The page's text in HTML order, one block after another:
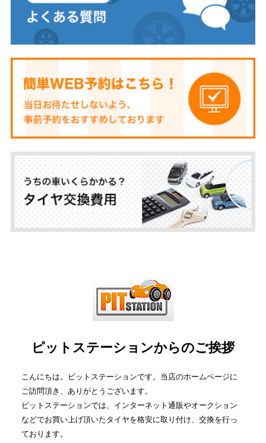
ピットステーションからのご挨拶
こんにちは。ピットステーションです。当店のホームページに
ご訪問頂き、ありがとうございます。
ピットステーションでは、インターネット通販やオークション
などでお買い上げ頂いたタイヤを格安に取り付け、交換を行っ
ております。